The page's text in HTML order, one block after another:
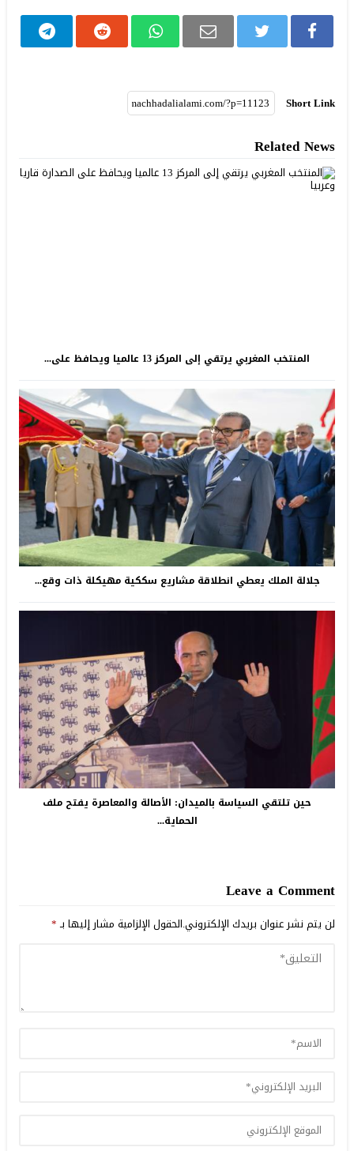
Short Link
Related News
المنتخب المغربي يرتقي إلى المركز 13 عالميا ويحافظ على...
جلالة الملك يعطي انطلاقة مشاريع سككية مهيكلة ذات وقع...
حين تلتقي السياسة بالميدان: الأصالة والمعاصرة يفتح ملف
الحماية...
Leave a Comment
لن يتم نشر عنوان بريدك الإلكتروني.الحقول الإلزامية مشار إليها بـ*